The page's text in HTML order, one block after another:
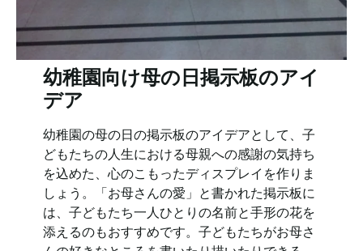
幼稚園向け母の日掲示板のアイ
デア
幼稚園の母の日の掲示板のアイデアとして、子
どもたちの人生における母親への感謝の気持ち
を込めた、心のこもったディスプレイを作りま
しょう。「お母さんの愛」と書かれた掲示板に
は、子どもたち一人ひとりの名前と手形の花を
添えるのもおすすめです。子どもたちがお母さ